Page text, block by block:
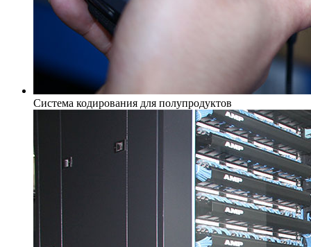
Система кодирования для полупродуктов